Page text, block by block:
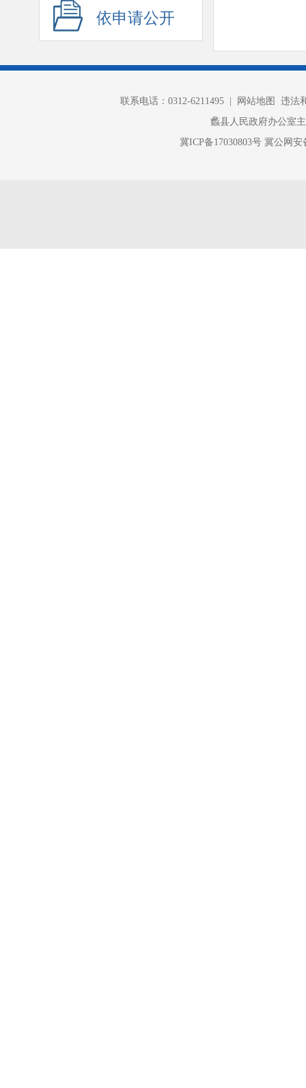
依申请公开
联系电话：0312-6211495 | 网站地图
违法
蠡县人民政府办公
冀ICP备17030803号 冀公网安